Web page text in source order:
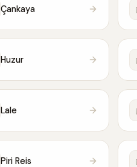
Çankaya
Huzur
Lale
Piri Reis